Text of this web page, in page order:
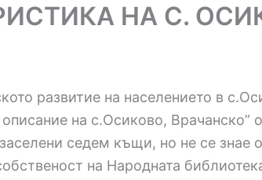
НА С.
развитие на населението в
на с.Осиково, Врачанско”
седем къщи, но не се
на Народната